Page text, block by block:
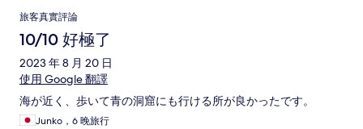
評
論
旅客真實評論
10/10 好極了
2023 年 8 月 20 日
使用 Google 翻譯
海が近く、歩いて青の洞窟にも行ける所が良かったです。
Junko，6 晚旅行